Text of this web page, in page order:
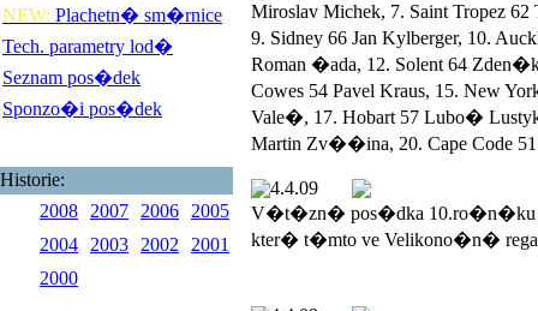
NEW: Plachetn� sm�rnice
Tech. parametry lod�
Seznam pos�dek
Sponzo�i pos�dek
Historie:
2008
2007 2006
2005
2004
2003 2002
2001
2000
Miroslav Michek, 7. Saint Tropez
9. Sidney 66 Jan Kylberger, 10.
Roman �ada, 12. Solent 64
Cowes 54 Pavel Kraus, 15. New
Vale�, 17. Hobart 57 Lubo�
Martin Zv��ina, 20. Cape Code 51
4.4.09
V�t�zn� pos�dka 10.ro�n�ku
kter� t�mto ve Velikono�n�